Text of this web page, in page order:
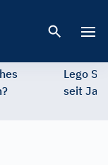
Lego
seit